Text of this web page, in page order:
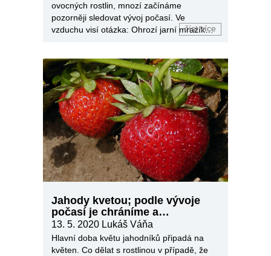
ovocných rostlin, mnozí začínáme
pozorněji sledovat vývoj počasí. Ve
vzduchu visí otázka: Ohrozí jarní mrazíky
číst více
Jahody kvetou; podle vývoje
počasí je chráníme a
zavlažujeme
13. 5. 2020 Lukáš Váňa
Hlavní doba květu jahodníků připadá na
květen. Co dělat s rostlinou v případě, že